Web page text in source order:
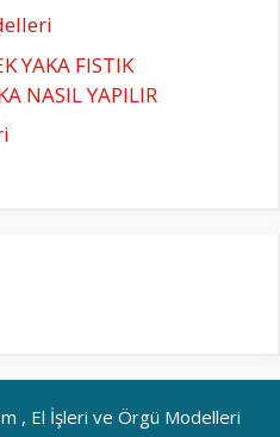
YAKA FISTIK
NASIL YAPILIR
, El İşleri ve Örgü Modelleri